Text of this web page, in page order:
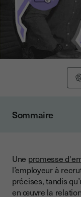
Sommaire
Conditions de la
Qu’est-ce qu’un
Une promesse
l’employeur à
précises, tandis
en œuvre la